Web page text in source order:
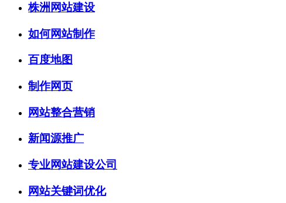
株洲网站建设
如何网站制作
百度地图
制作网页
网站整合营销
新闻源推广
专业网站建设公司
网站关键词优化